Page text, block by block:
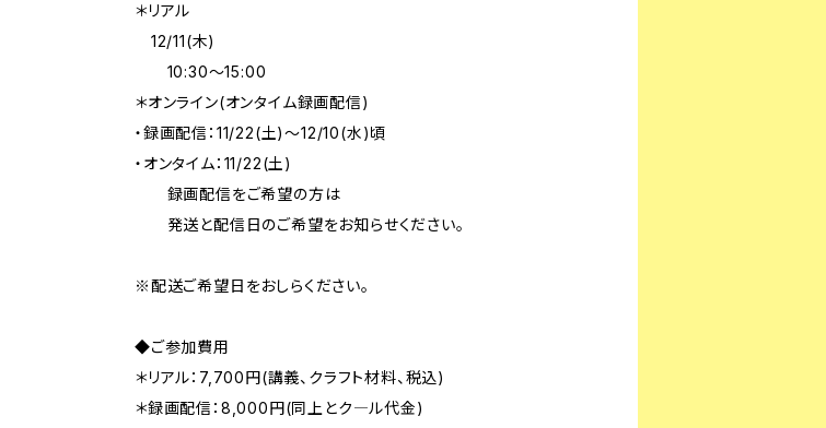
＊リアル
12/11(木)
10:30～15:00
＊オンライン(オンタイム録画配信)
・録画配信：11/22(土)～12/10(水)頃
・オンタイム：11/22(土)
録画配信をご希望の方は
発送と配信日のご希望をお知らせください。
※配送ご希望日をおしらください。
◆ご参加費用
＊リアル：7,700円(講義、クラフト材料、税込)
＊録画配信：8,000円(同上とク―ル代金)